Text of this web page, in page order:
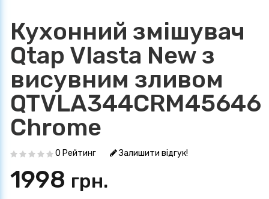
Кухонний змішувач
Qtap Vlasta New з
висувним зливом
QTVLA344CRM45646
Chrome
0 Рейтинг Залишити відгук!
1998 грн.